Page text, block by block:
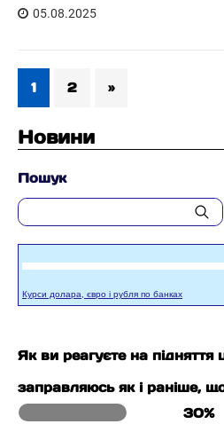
05.08.2025
1 2 »
Новини
Пошук
Курси долара, євро і рубля по банках
Як ви реагуєте на підняття
заправляюсь як і раніше,
30%